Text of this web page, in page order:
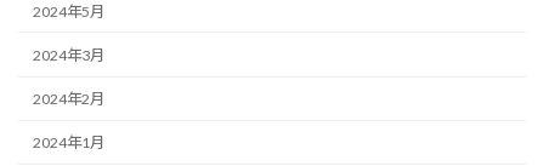
2024年5月
2024年3月
2024年2月
2024年1月